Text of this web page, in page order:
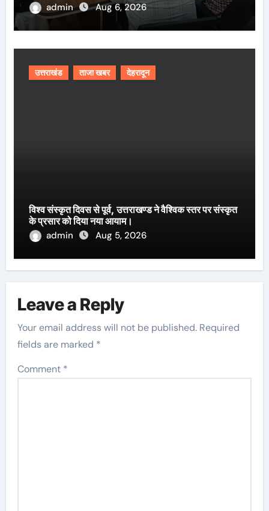
admin
Aug 6, 2026
उत्तराखंड ताजा खबर देहरादून
विश्व संस्कृत दिवस से पूर्व, उत्तराखण्ड ने वैश्विक स्तर पर संस्कृत
के प्रसार को दिया नया आयाम।
admin
Aug 5, 2026
Leave a Reply
Your email address will not be published. Required
fields are marked *
Comment *